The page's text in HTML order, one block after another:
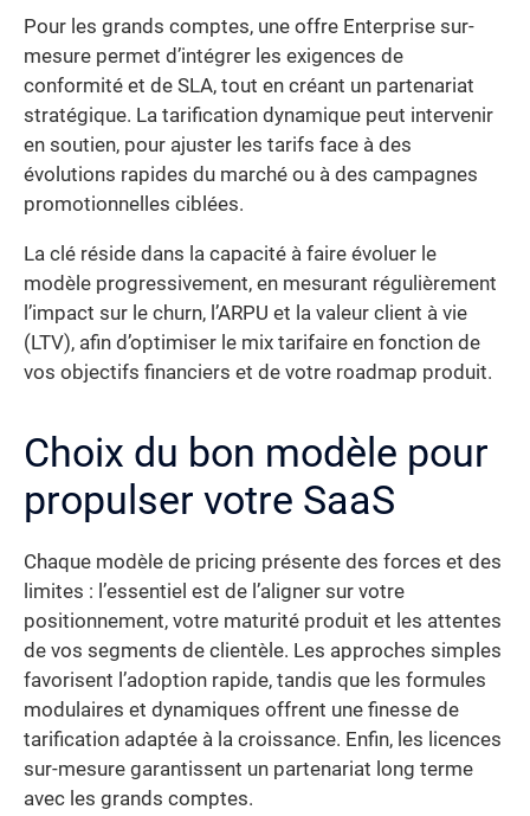
Pour les grands comptes, une offre Enterprise sur-
mesure permet d’intégrer les exigences de
conformité et de SLA, tout en créant un partenariat
stratégique. La tarification dynamique peut intervenir
en soutien, pour ajuster les tarifs face à des
évolutions rapides du marché ou à des campagnes
promotionnelles ciblées.
La clé réside dans la capacité à faire évoluer le
modèle progressivement, en mesurant régulièrement
l’impact sur le churn, l’ARPU et la valeur client à vie
(LTV), afin d’optimiser le mix tarifaire en fonction de
vos objectifs financiers et de votre roadmap produit.
Choix du bon modèle pour
propulser votre SaaS
Chaque modèle de pricing présente des forces et des
limites : l’essentiel est de l’aligner sur votre
positionnement, votre maturité produit et les attentes
de vos segments de clientèle. Les approches simples
favorisent l’adoption rapide, tandis que les formules
modulaires et dynamiques offrent une finesse de
tarification adaptée à la croissance. Enfin, les licences
sur-mesure garantissent un partenariat long terme
avec les grands comptes.